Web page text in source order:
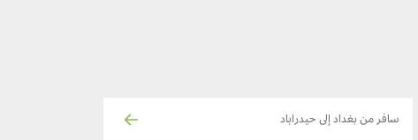
سافر من بغداد إلى حيدراباد